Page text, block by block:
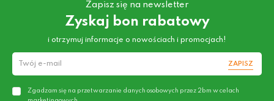
Zapisz się na newsletter
Zyskaj bon rabatowy
i otrzymuj informacje o nowościach i promocjach!
ZAPISZ
Zgadzam się na przetwarzanie danych osobowych przez 2bm w celach